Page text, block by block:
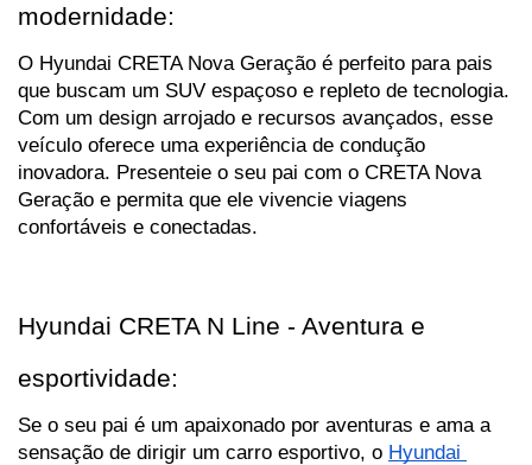
modernidade:
O Hyundai CRETA Nova Geração é perfeito para pais
que buscam um SUV espaçoso e repleto de tecnologia.
Com um design arrojado e recursos avançados, esse
veículo oferece uma experiência de condução
inovadora. Presenteie o seu pai com o CRETA Nova
Geração e permita que ele vivencie viagens
confortáveis e conectadas.
Hyundai CRETA N Line - Aventura e
esportividade:
Se o seu pai é um apaixonado por aventuras e ama a
sensação de dirigir um carro esportivo, o Hyundai